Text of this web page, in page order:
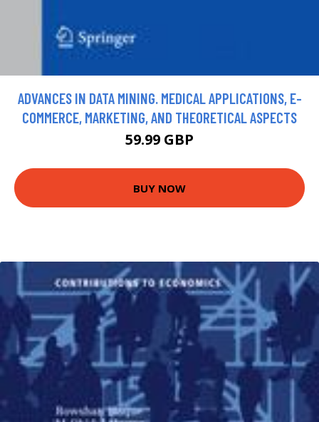
ADVANCES IN DATA MINING. MEDICAL APPLICATIONS, E-
COMMERCE, MARKETING, AND THEORETICAL ASPECTS
59.99 GBP
BUY NOW